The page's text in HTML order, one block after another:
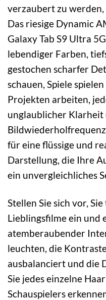
verzaubert zu werden,
Das riesige Dynamic
Galaxy Tab S9 Ultra
lebendiger Farben,
gestochen scharfer
schauen, Spiele
Projekten arbeiten,
unglaublicher Klarheit
für eine flüssige und
Darstellung, die Ihre
ein unvergleichliches
Stellen Sie sich vor,
Lieblingsfilme ein und
atemberaubender
leuchten, die
ausbalanciert und die
Sie jedes einzelne
Schauspielers